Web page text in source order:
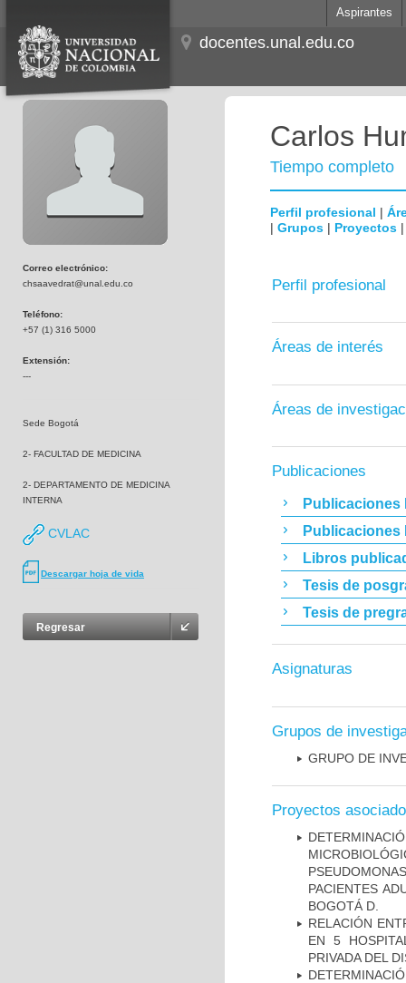
Aspirantes
docentes.unal.edu.co
Correo electrónico:
chsaavedrat@unal.edu.co
Teléfono:
+57 (1) 316 5000
Extensión:
---
Sede Bogotá
2- FACULTAD DE MEDICINA
2- DEPARTAMENTO DE MEDICINA
INTERNA
CVLAC
Descargar hoja de vida
Regresar
Carlos
Tiempo completo
Perfil profesional |
| Grupos | Proyectos
Perfil profesional
Áreas de interés
Áreas de
Publicaciones
Publicaciones
Publicaciones
Libros
Tesis de
Tesis de
Asignaturas
Grupos de
GRUPO DE
Proyectos
PACIENTES
BOGOTÁ D.
RELACIÓN
EN 5
PRIVADA DEL